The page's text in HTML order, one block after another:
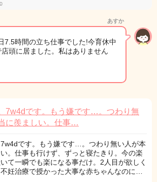
あすか
7.5時間の立ち仕事でした!今育休中
頭に居ました。私はありません
7w4dです。もう嫌です…。つわり無
に羨ましい。仕事…
です。もう嫌です…。つわり無い人が本
。仕事も行けず、ずっと寝たきり。今の楽
て一瞬でも楽になる事だけ。2人目が欲しく
妊治療で授かった大事な赤ちゃんなのに…